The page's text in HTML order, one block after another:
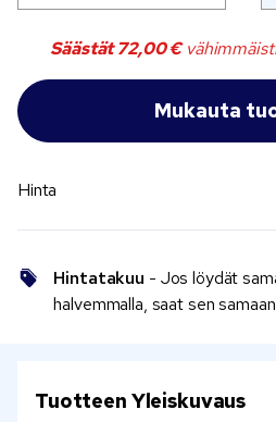
Säästät72,00 €
Hinta
Hintatakuu - Jos löydät
halvemmalla, saat sen
Tuotteen Yleiskuvaus